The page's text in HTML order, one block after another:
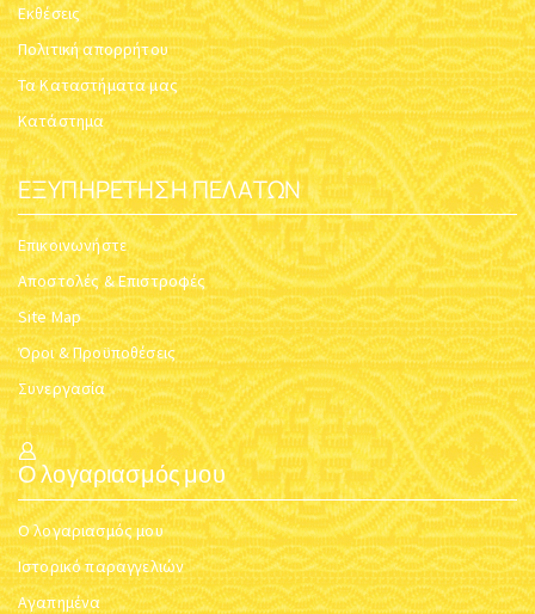
Εκθέσεις
Πολιτική απορρήτου
Τα Καταστήματα μας
Κατάστημα
ΕΞΥΠΗΡΈΤΗΣΗ ΠΕΛΑΤΏΝ
Επικοινωνήστε
Αποστολές & Επιστροφές
Site Map
Όροι & Προϋποθέσεις
Συνεργασία
Ο λογαριασμός μου
Ο λογαριασμός μου
Ιστορικό παραγγελιών
Αγαπημένα